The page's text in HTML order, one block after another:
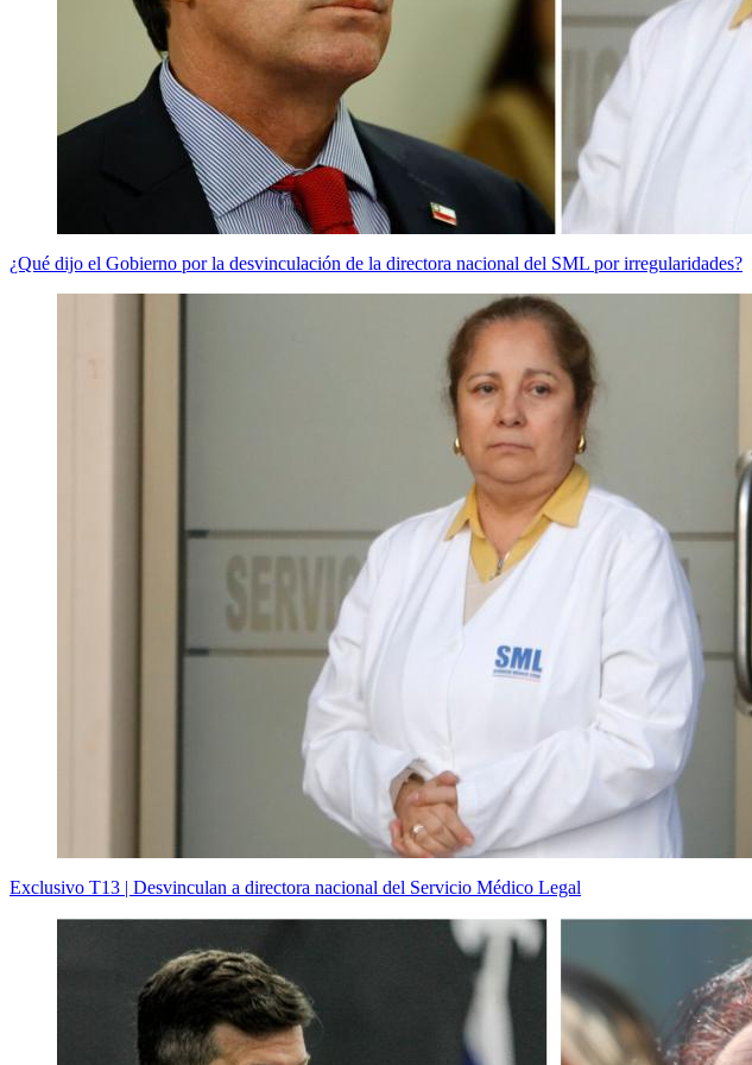
¿Qué dijo el Gobierno por la desvinculación de la directora nacional del SML por irregularidades?
Exclusivo T13 | Desvinculan a directora nacional del Servicio Médico Legal